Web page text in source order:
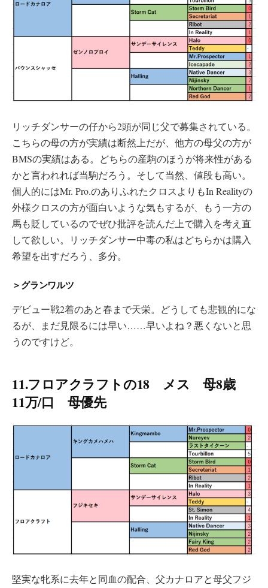
リッチダンサーの仔から2頭が同じ父で募集されている。
こちらの母の方が実績は断然上だが、他方の母父の方が
BMSの実績はある。どちらの産駒のほうが将来性がある
かと言われれば当駒だろう。そして当然、値段も高い。
個人的にはMr. Pro.のありふれたクロスよりもIn Realityの
外様クロスの方が面白いような気もするが、もう一方の
馬も貶しているのでぜひ批評を読んだ上で購入を考え直
して欲しい。リッチダンサー中毒の私はどちらかは購入
希望を出すだろう、多分。
＞グランワルツ
デビュー戦2着のあと春まで天栄。どうしても悲観的にな
るが、まだ見限るには早い……早いよね？悪くないと思
うのですけど。
11.フロアクラフトの18 メス 母8歳
11万/口 母優先
堅実な牝系に去年と同血の配合、父カナロアと母父フジ